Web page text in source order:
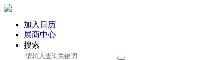
加入日历
展商中心
搜索